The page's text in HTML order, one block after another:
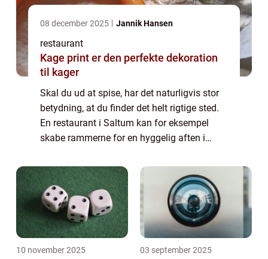
08 december 2025 Jannik Hansen
restaurant
Kage print er den perfekte dekoration
til kager
Skal du ud at spise, har det naturligvis stor
betydning, at du finder det helt rigtige sted.
En restaurant i Saltum kan for eksempel
skabe rammerne for en hyggelig aften i
denne artikel kan du blive klogere ...
10 november 2025 03 september 2025